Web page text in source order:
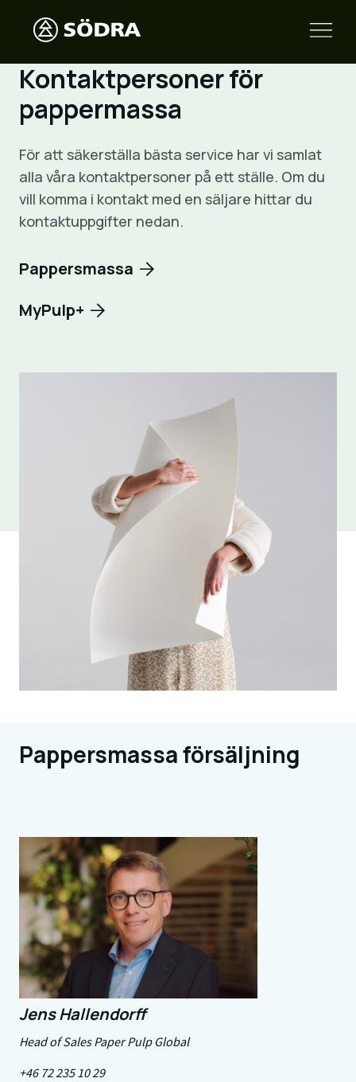
Kontaktpersoner för
pappermassa
För att säkerställa bästa service har vi samlat
alla våra kontaktpersoner på ett ställe. Om du
vill komma i kontakt med en säljare hittar du
kontaktuppgifter nedan.
Pappersmassa
MyPulp+
Pappersmassa försäljning
Jens Hallendorff
Head of Sales Paper Pulp Global
+46 72 235 10 29